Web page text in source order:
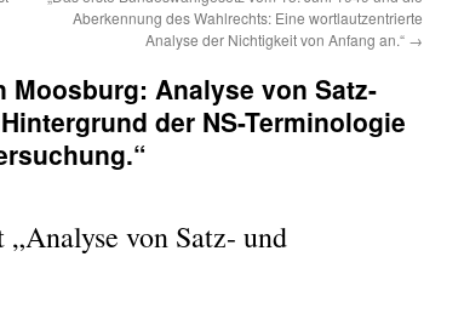
Aberkennung des Wahlrechts: Eine wortlautzentrierte
Analyse der Nichtigkeit von Anfang an.“ →
Moosburg: Analyse von Satz-
der NS-Terminologie
„Analyse von Satz- und